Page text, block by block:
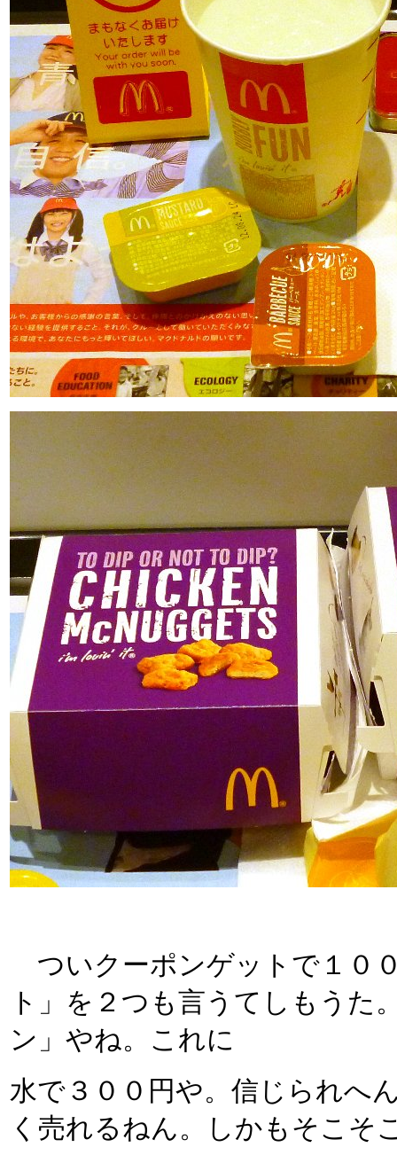
ついクーポンゲットで１０
ト」を２つも言うてしもうた
ン」やね。これに
水で３００円や。信じられへ
く売れるねん。しかもそこそ